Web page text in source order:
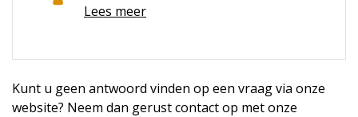
Lees meer
Kunt u geen antwoord vinden op een vraag via onze
website? Neem dan gerust contact op met onze